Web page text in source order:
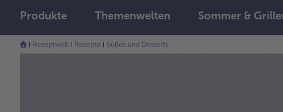
Produkte Themenwelten Sommer &
Rezeptwelt Rezepte Süßes und Desserts